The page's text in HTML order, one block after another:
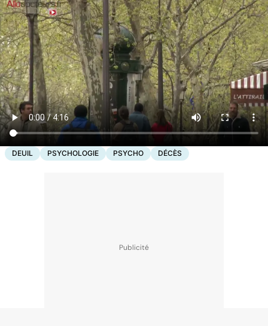
DEUIL PSYCHOLOGIE PSYCHO DÉCÈS